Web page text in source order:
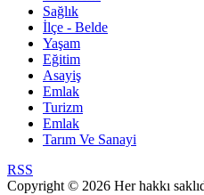
Sağlık
İlçe - Belde
Yaşam
Eğitim
Asayiş
Emlak
Turizm
Emlak
Tarım Ve Sanayi
RSS
Copyright © 2026 Her hakkı